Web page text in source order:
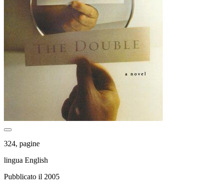
324, pagine
lingua English
Pubblicato il 2005